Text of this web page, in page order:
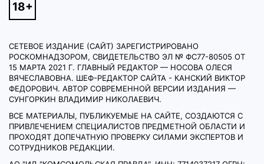
СЕТЕВОЕ ИЗДАНИЕ (САЙТ) ЗАРЕГИСТРИРОВАНО
РОСКОМНАДЗОРОМ, СВИДЕТЕЛЬСТВО ЭЛ № ФС77-80505 ОТ
15 МАРТА 2021 Г. ГЛАВНЫЙ РЕДАКТОР — НОСОВА ОЛЕСЯ
ВЯЧЕСЛАВОВНА. ШЕФ-РЕДАКТОР САЙТА - КАНСКИЙ ВИКТОР
ФЕДОРОВИЧ. АВТОР СОВРЕМЕННОЙ ВЕРСИИ ИЗДАНИЯ —
СУНГОРКИН ВЛАДИМИР НИКОЛАЕВИЧ.
ВСЕ МАТЕРИАЛЫ, ПУБЛИКУЕМЫЕ НА САЙТЕ, СОЗДАЮТСЯ С
ПРИВЛЕЧЕНИЕМ СПЕЦИАЛИСТОВ ПРЕДМЕТНОЙ ОБЛАСТИ И
ПРОХОДЯТ ДОПЕЧАТНУЮ ПРОВЕРКУ СИЛАМИ ЭКСПЕРТОВ И
СОТРУДНИКОВ РЕДАКЦИИ.